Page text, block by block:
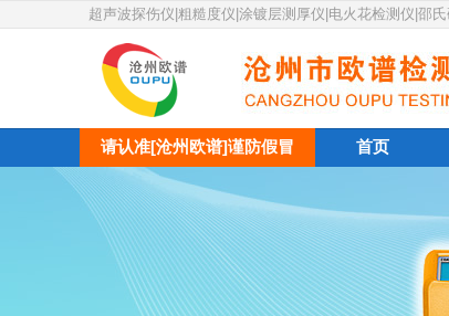
超声波探伤仪|粗糙度仪|涂镀层测厚仪|电火花检测仪|邵
请认准[沧州欧谱]谨防假冒 首页